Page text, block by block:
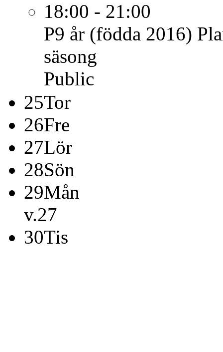
18:00 - 21:00
P9 år (födda 2016)
säsong
Public
25Tor
26Fre
27Lör
28Sön
29Mån
v.27
30Tis